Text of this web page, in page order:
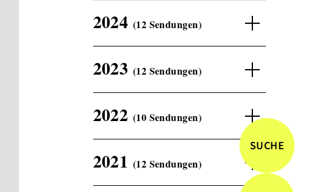
2024 (12 Sendungen)
2023 (12 Sendungen)
2022 (10 Sendungen)
2021 (12 Sendungen)
SUCHE